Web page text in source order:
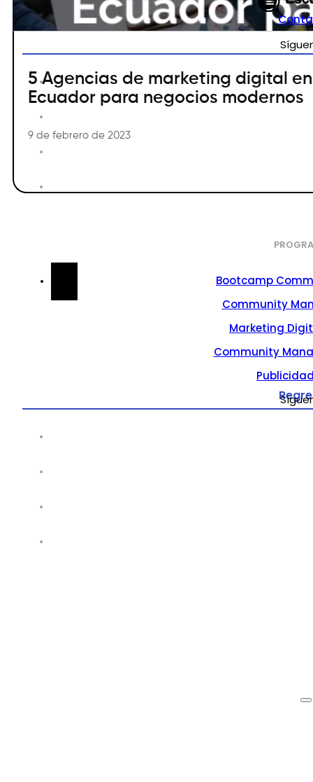
Bootcamp
Community
Marketing
Community
5 Agencias de marketing digital en
Ecuador para negocios modernos
9 de febrero de 2023